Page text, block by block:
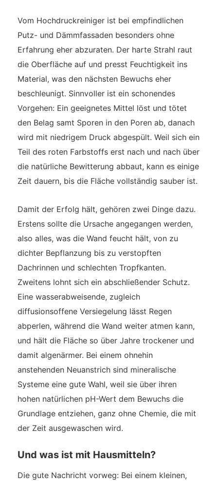
Vom Hochdruckreiniger ist bei empfindlichen
Putz- und Dämmfassaden besonders ohne
Erfahrung eher abzuraten. Der harte Strahl raut
die Oberfläche auf und presst Feuchtigkeit ins
Material, was den nächsten Bewuchs eher
beschleunigt. Sinnvoller ist ein schonendes
Vorgehen: Ein geeignetes Mittel löst und tötet
den Belag samt Sporen in den Poren ab, danach
wird mit niedrigem Druck abgespült. Weil sich ein
Teil des roten Farbstoffs erst nach und nach über
die natürliche Bewitterung abbaut, kann es einige
Zeit dauern, bis die Fläche vollständig sauber ist.
Damit der Erfolg hält, gehören zwei Dinge dazu.
Erstens sollte die Ursache angegangen werden,
also alles, was die Wand feucht hält, von zu
dichter Bepflanzung bis zu verstopften
Dachrinnen und schlechten Tropfkanten.
Zweitens lohnt sich ein abschließender Schutz.
Eine wasserabweisende, zugleich
diffusionsoffene Versiegelung lässt Regen
abperlen, während die Wand weiter atmen kann,
und hält die Fläche so über Jahre trockener und
damit algenärmer. Bei einem ohnehin
anstehenden Neuanstrich sind mineralische
Systeme eine gute Wahl, weil sie über ihren
hohen natürlichen pH-Wert dem Bewuchs die
Grundlage entziehen, ganz ohne Chemie, die mit
der Zeit ausgewaschen wird.
Und was ist mit Hausmitteln?
Die gute Nachricht vorweg: Bei einem kleinen,